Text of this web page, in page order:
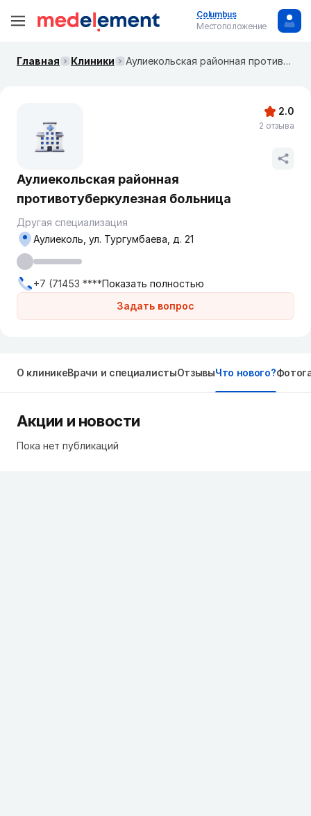
Columbus
Местоположение
Главная Клиники Аулиекольская районная противотуберкулезная больница
Аулиекольская районная
противотуберкулезная больница
Другая специализация
Задать вопрос
Аулиеколь, ул. Тургумбаева, д. 21
+7 (71453 ****Показать полностью
2.0
2 отзыва
О клиникеВрачи и специалистыОтзывыЧто нового?
Акции и новости
Пока нет публикаций